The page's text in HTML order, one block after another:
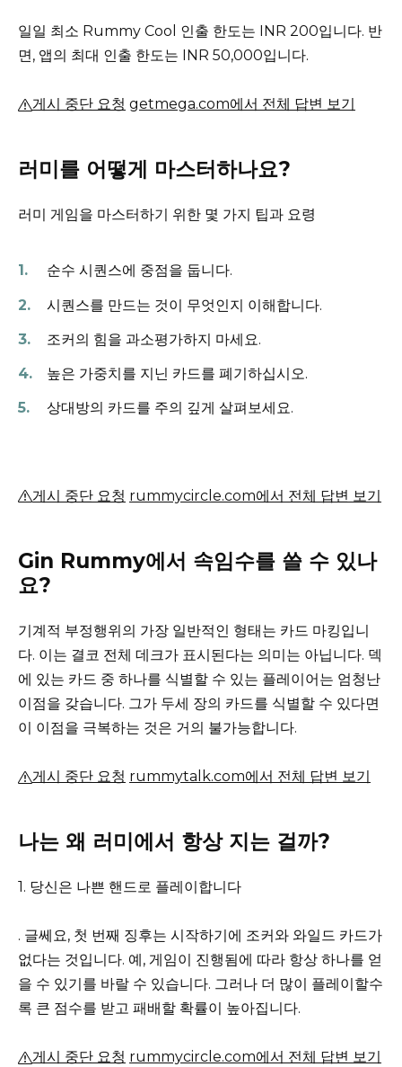
일일 최소 Rummy Cool 인출 한도는 INR 200입니다. 반
면, 앱의 최대 인출 한도는 INR 50,000입니다.
게시 중단 요청 getmega.com에서 전체 답변 보기
러미를 어떻게 마스터하나요?
러미 게임을 마스터하기 위한 몇 가지 팁과 요령
순수 시퀀스에 중점을 둡니다.
시퀀스를 만드는 것이 무엇인지 이해합니다.
조커의 힘을 과소평가하지 마세요.
높은 가중치를 지닌 카드를 폐기하십시오.
상대방의 카드를 주의 깊게 살펴보세요.
게시 중단 요청 rummycircle.com에서 전체 답변 보기
Gin Rummy에서 속임수를 쓸 수 있나
요?
기계적 부정행위의 가장 일반적인 형태는 카드 마킹입니
다. 이는 결코 전체 데크가 표시된다는 의미는 아닙니다. 덱
에 있는 카드 중 하나를 식별할 수 있는 플레이어는 엄청난
이점을 갖습니다. 그가 두세 장의 카드를 식별할 수 있다면
이 이점을 극복하는 것은 거의 불가능합니다.
게시 중단 요청 rummytalk.com에서 전체 답변 보기
나는 왜 러미에서 항상 지는 걸까?
1. 당신은 나쁜 핸드로 플레이합니다
. 글쎄요, 첫 번째 징후는 시작하기에 조커와 와일드 카드가
없다는 것입니다. 예, 게임이 진행됨에 따라 항상 하나를 얻
을 수 있기를 바랄 수 있습니다. 그러나 더 많이 플레이할수
록 큰 점수를 받고 패배할 확률이 높아집니다.
게시 중단 요청 rummycircle.com에서 전체 답변 보기